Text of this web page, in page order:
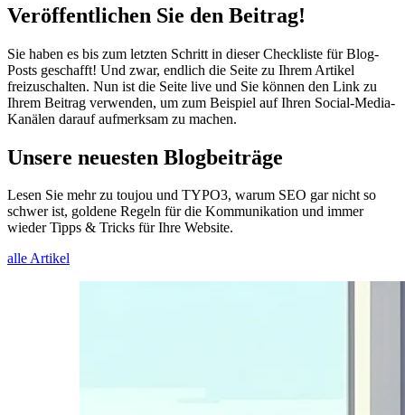
Veröffentlichen Sie den Beitrag!
Sie haben es bis zum letzten Schritt in dieser Checkliste für Blog-
Posts geschafft! Und zwar, endlich die Seite zu Ihrem Artikel
freizuschalten. Nun ist die Seite live und Sie können den Link zu
Ihrem Beitrag verwenden, um zum Beispiel auf Ihren Social-Media-
Kanälen darauf aufmerksam zu machen.
Unsere neuesten Blogbeiträge
Lesen Sie mehr zu toujou und TYPO3, warum SEO gar nicht so
schwer ist, goldene Regeln für die Kommunikation und immer
wieder Tipps & Tricks für Ihre Website.
alle Artikel